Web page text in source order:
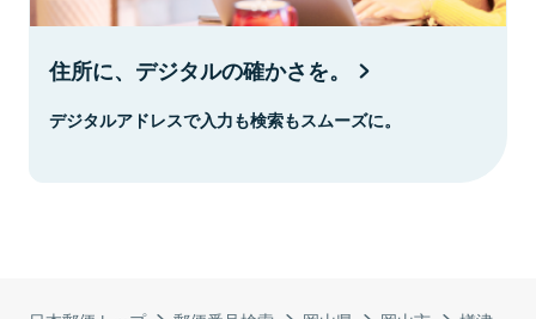
住所に、デジタルの確かさを。
デジタルアドレスで入力も検索もスムーズに。